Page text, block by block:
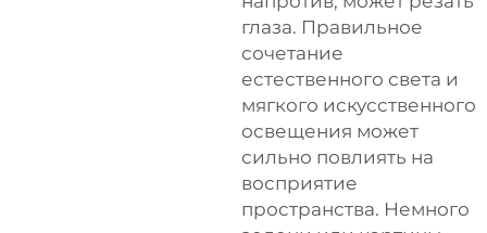
глаза. Правильное
сочетание
естественного света и
мягкого искусственного
освещения может
сильно повлиять на
восприятие
пространства. Немного